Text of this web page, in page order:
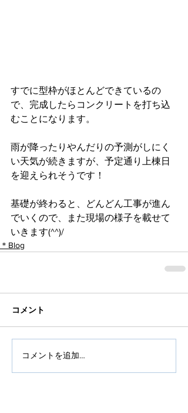
すでに型枠がほとんどできているの
で、完成したらコンクリートを打ち込
むことになります。
雨が降ったりやんだりの予測がしにく
い天気が続きますが、予定通り上棟日
を迎えられそうです！
基礎が終わると、どんどん工事が進ん
でいくので、また現場の様子を載せて
いきます(^^)/
＊Blog
コメント
コメントを追加…